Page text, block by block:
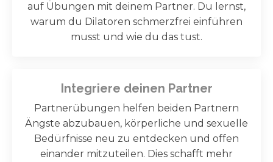
auf Übungen mit deinem Partner. Du lernst,
warum du Dilatoren schmerzfrei einführen
musst und wie du das tust.
Integriere deinen Partner
Partnerübungen helfen beiden Partnern
Ängste abzubauen, körperliche und sexuelle
Bedürfnisse neu zu entdecken und offen
einander mitzuteilen. Dies schafft mehr